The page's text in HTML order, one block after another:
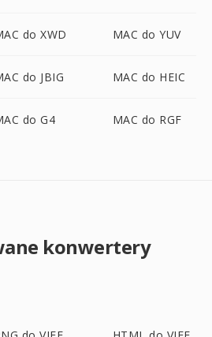
do XWD MAC do YUV
do JBIG MAC do HEIC
do G4 MAC do RGF
konwertery